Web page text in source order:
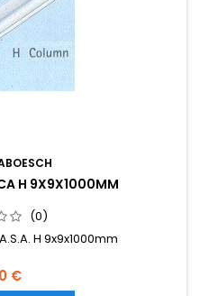
H 9X9X1000MM
(0)
H 9x9x1000mm
€